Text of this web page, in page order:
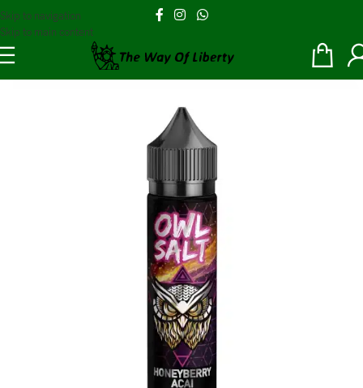
Skip to navigation
Skip to main content